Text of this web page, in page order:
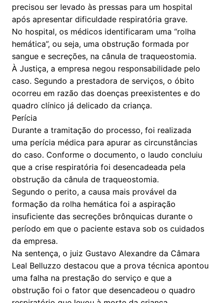
precisou ser levado às pressas para um hospital
após apresentar dificuldade respiratória grave.
No hospital, os médicos identificaram uma “rolha
hemática”, ou seja, uma obstrução formada por
sangue e secreções, na cânula de traqueostomia.
À Justiça, a empresa negou responsabilidade pelo
caso. Segundo a prestadora de serviços, o óbito
ocorreu em razão das doenças preexistentes e do
quadro clínico já delicado da criança.
Perícia
Durante a tramitação do processo, foi realizada
uma perícia médica para apurar as circunstâncias
do caso. Conforme o documento, o laudo concluiu
que a crise respiratória foi desencadeada pela
obstrução da cânula de traqueostomia.
Segundo o perito, a causa mais provável da
formação da rolha hemática foi a aspiração
insuficiente das secreções brônquicas durante o
período em que o paciente estava sob os cuidados
da empresa.
Na sentença, o juiz Gustavo Alexandre da Câmara
Leal Belluzzo destacou que a prova técnica apontou
uma falha na prestação do serviço e que a
obstrução foi o fator que desencadeou o quadro